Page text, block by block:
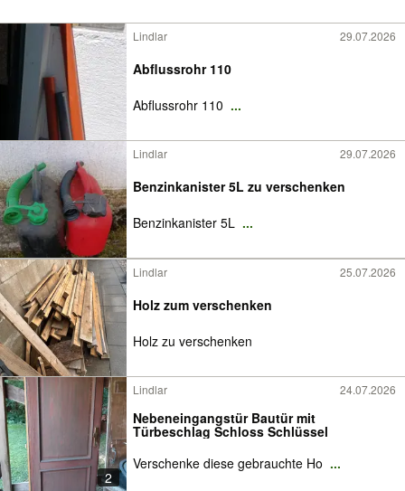
Lindlar 29.07.2026
Abflussrohr 110
Abflussrohr 110 ...
Lindlar 29.07.2026
Benzinkanister 5L zu verschenken
Benzinkanister 5L ...
Lindlar 25.07.2026
Holz zum verschenken
Holz zu verschenken
2
Lindlar 24.07.2026
Nebeneingangstür Bautür mit
Türbeschlag Schloss Schlüssel
Verschenke diese gebrauchte Ho ...